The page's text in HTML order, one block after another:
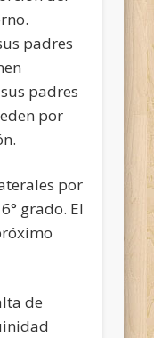
padres
padres
por
por
grado. El
de